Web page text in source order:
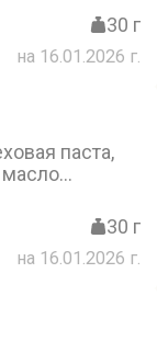
30 г
на 16.01.2026 г.
паста,
30 г
на 16.01.2026 г.